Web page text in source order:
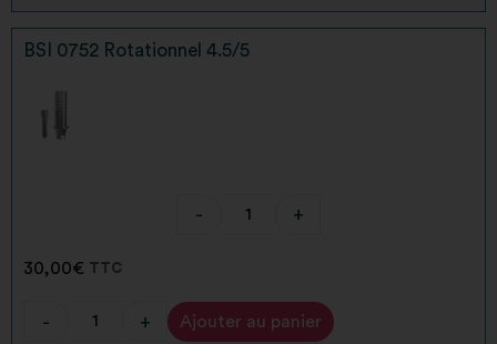
BSI 0752 Rotationnel 4.5/5
- +
30,00€ TTC
- + Ajouter au panier
Alternative: